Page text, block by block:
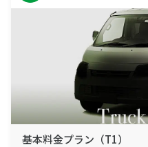
基本料金プラン（T1）